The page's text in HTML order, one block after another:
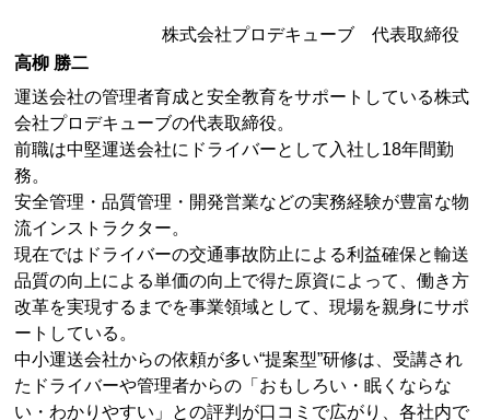
株式会社プロデキューブ 代表取締役
高柳 勝二
運送会社の管理者育成と安全教育をサポートしている株式
会社プロデキューブの代表取締役。
前職は中堅運送会社にドライバーとして入社し18年間勤
務。
安全管理・品質管理・開発営業などの実務経験が豊富な物
流インストラクター。
現在ではドライバーの交通事故防止による利益確保と輸送
品質の向上による単価の向上で得た原資によって、働き方
改革を実現するまでを事業領域として、現場を親身にサポ
ートしている。
中小運送会社からの依頼が多い“提案型”研修は、受講され
たドライバーや管理者からの「おもしろい・眠くならな
い・わかりやすい」との評判が口コミで広がり、各社内で